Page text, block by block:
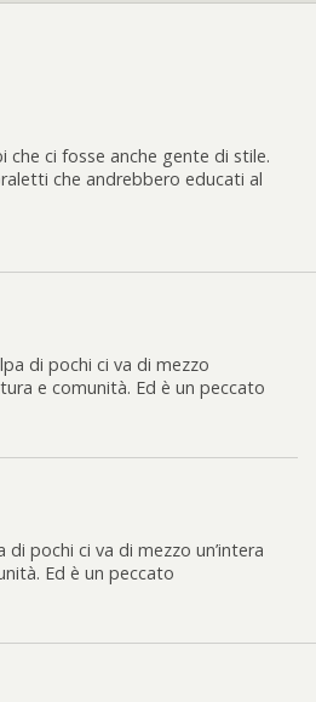
che ci fosse anche gente di stile.
che andrebbero educati al
di pochi ci va di mezzo
e comunità. Ed è un peccato
pochi ci va di mezzo un’intera
Ed è un peccato